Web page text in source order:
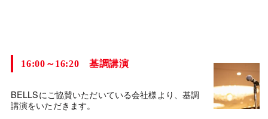
16:00～16:20 基調講演
BELLSにご協賛いただいている会社様より、基調
講演をいただきます。